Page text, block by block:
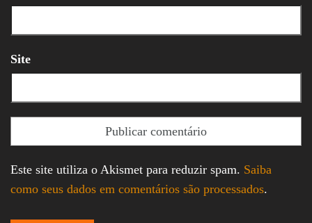
Site
Este site utiliza o Akismet para reduzir spam. Saiba
como seus dados em comentários são processados.